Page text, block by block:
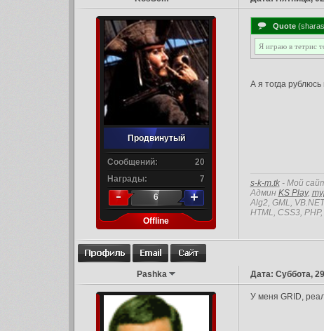
Продвинутый
Сообщений:
20
Награды:
7
6
Offline
Quote(
Я играю в тетрис
А я тогда
s-k-m.tk- Мой
Админ KS Play,
Alg2, GML, VB.NET
HTML, CSS3, PHP,
Pashka Дата: Суббота,
У меня GRID,